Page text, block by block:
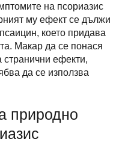
на псориазис
му ефект се дължи
което придава
Макар да се понася
странични ефекти,
да се използва
природно